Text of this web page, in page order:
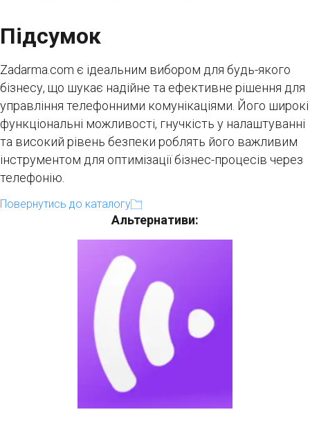
Підсумок
Zadarma.com є ідеальним вибором для будь-якого
бізнесу, що шукає надійне та ефективне рішення для
управління телефонними комунікаціями. Його широкі
функціональні можливості, гнучкість у налаштуванні
та високий рівень безпеки роблять його важливим
інструментом для оптимізації бізнес-процесів через
телефонію.
Повернутись до каталогу
Альтернативи: